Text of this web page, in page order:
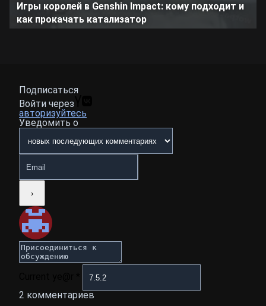
Игры королей в Genshin Impact: кому подходит и
как прокачать катализатор
Подписаться
Войти через
авторизуйтесь
Уведомить о
2 комментариев